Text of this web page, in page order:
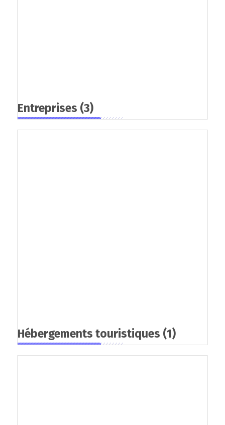
Entreprises (3)
Hébergements touristiques (1)